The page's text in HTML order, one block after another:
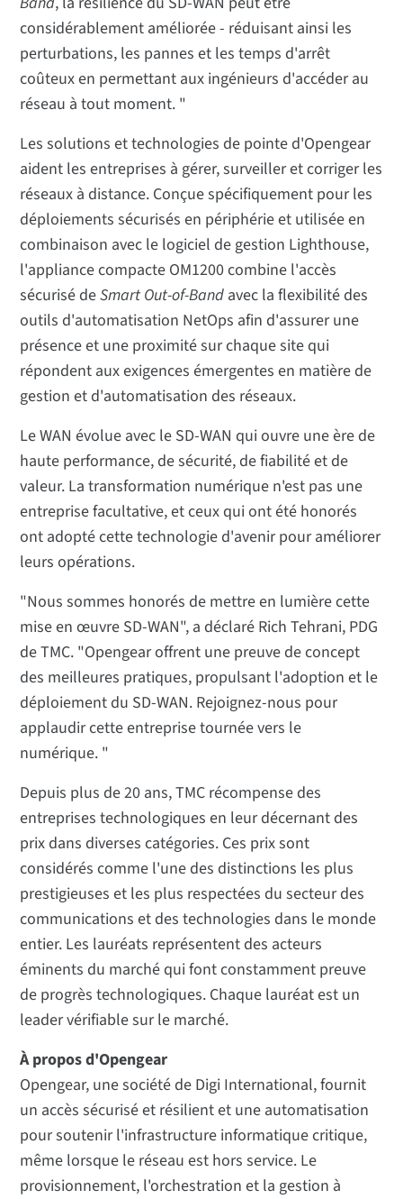
considérablement améliorée - réduisant ainsi les
perturbations, les pannes et les temps d'arrêt
coûteux en permettant aux ingénieurs d'accéder au
réseau à tout moment. "
Les solutions et technologies de pointe d'Opengear
aident les entreprises à gérer, surveiller et corriger les
réseaux à distance. Conçue spécifiquement pour les
déploiements sécurisés en périphérie et utilisée en
combinaison avec le logiciel de gestion Lighthouse,
l'appliance compacte OM1200 combine l'accès
sécurisé deSmart Out-of-Band avec la flexibilité des
outils d'automatisation NetOps afin d'assurer une
présence et une proximité sur chaque site qui
répondent aux exigences émergentes en matière de
gestion et d'automatisation des réseaux.
Le WAN évolue avec le SD-WAN qui ouvre une ère de
haute performance, de sécurité, de fiabilité et de
valeur. La transformation numérique n'est pas une
entreprise facultative, et ceux qui ont été honorés
ont adopté cette technologie d'avenir pour améliorer
leurs opérations.
"Nous sommes honorés de mettre en lumière cette
mise en œuvre SD-WAN", a déclaré Rich Tehrani, PDG
de TMC. "Opengear offrent une preuve de concept
des meilleures pratiques, propulsant l'adoption et le
déploiement du SD-WAN. Rejoignez-nous pour
applaudir cette entreprise tournée vers le
numérique. "
Depuis plus de 20 ans, TMC récompense des
entreprises technologiques en leur décernant des
prix dans diverses catégories. Ces prix sont
considérés comme l'une des distinctions les plus
prestigieuses et les plus respectées du secteur des
communications et des technologies dans le monde
entier. Les lauréats représentent des acteurs
éminents du marché qui font constamment preuve
de progrès technologiques. Chaque lauréat est un
leader vérifiable sur le marché.
À propos d'Opengear
Opengear, une société de Digi International, fournit
un accès sécurisé et résilient et une automatisation
pour soutenir l'infrastructure informatique critique,
même lorsque le réseau est hors service. Le
provisionnement, l'orchestration et la gestion à